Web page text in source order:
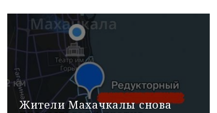
Жители Махачкалы снова